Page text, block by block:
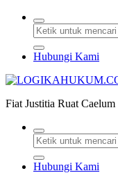
Hubungi Kami
Fiat Justitia Ruat Caelum
Hubungi Kami